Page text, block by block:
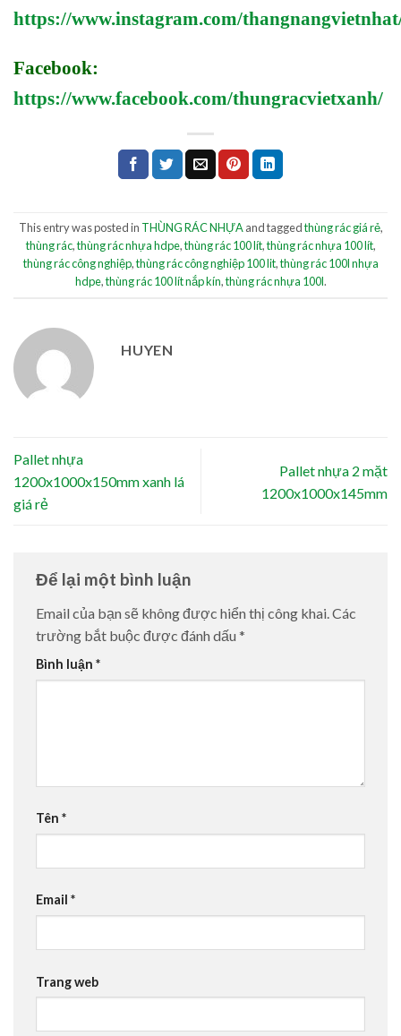
https://www.instagram.com/
Facebook:
https://www.facebook.com/thungracvietxanh/
This entry was posted in THÙNG RÁC NHỰAand taggedthùng rác giá rẻ,
thùng rác,thùng rác nhựa hdpe,thùng rác 100 lít,thùng rác nhựa 100 lít,
thùng rác công nghiệp,thùng rác công nghiệp 100 lit,thùng rác 100l nhựa
hdpe,thùng rác 100 lít nắp kín,thùng rác nhựa 100l.
HUYEN
Pallet nhựa
1200x1000x150mm xanh lá
giá rẻ
Pallet nhựa 2 mặt
1200x1000x145mm
Để lại một bình luận
Email của bạn sẽ không được hiển thị công khai.Các
trường bắt buộc được đánh dấu *
Bình luận *
Tên *
Email *
Trang web